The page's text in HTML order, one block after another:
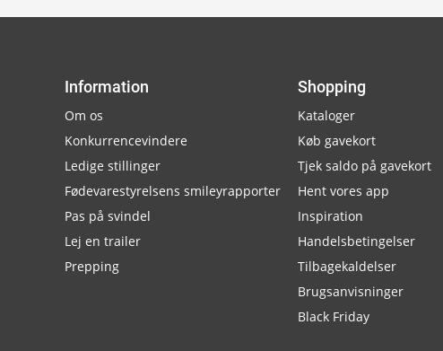
Information
Om os
Konkurrencevindere
Ledige stillinger
Fødevarestyrelsens smileyrapporter
Pas på svindel
Lej en trailer
Prepping
Shopping
Kataloger
Køb gavekort
Tjek saldo på gavekort
Hent vores app
Inspiration
Handelsbetingelser
Tilbagekaldelser
Brugsanvisninger
Black Friday